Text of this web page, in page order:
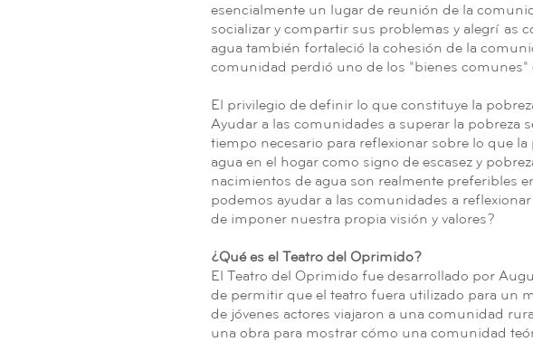
esencialmente un lugar de reunión de la
socializar y compartir sus problemas y alegrías
agua también fortaleció la cohesión de la
comunidad perdió uno de los "bienes
El privilegio de definir lo que constituye la
Ayudar a las comunidades a superar la pobreza
tiempo necesario para reflexionar sobre lo que
agua en el hogar como signo de escasez y
nacimientos de agua son realmente preferibles
podemos ayudar a las comunidades a
de imponer nuestra propia visión y valores?
¿Qué es el Teatro del Oprimido?
El Teatro del Oprimido fue desarrollado por
de permitir que el teatro fuera utilizado para un
de jóvenes actores viajaron a una comunidad
una obra para mostrar cómo una comunidad